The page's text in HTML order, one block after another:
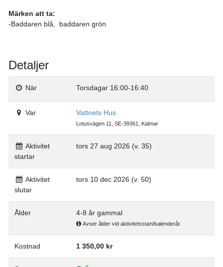
Märken att ta:
-Baddaren blå, baddaren grön
Detaljer
När Torsdagar 16:00-16:40
Var Vattnets Hus
Lotusvägen 11, SE-39361, Kalmar
Aktivitet
startar
tors 27 aug 2026 (v. 35)
Aktivitet
slutar
tors 10 dec 2026 (v. 50)
Ålder 4-8 år gammal
Avser ålder vid aktivitetsstart/kalenderår.
Kostnad 1 350,00 kr